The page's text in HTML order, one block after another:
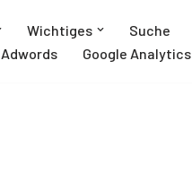
Wichtiges Suche
Google Analytics